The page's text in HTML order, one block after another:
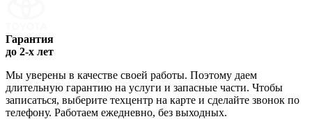
Гарантия
до 2-х лет
Мы уверены в качестве своей работы. Поэтому даем
длительную гарантию на услуги и запасные части. Чтобы
записаться, выберите техцентр на карте и сделайте звонок по
телефону. Работаем ежедневно, без выходных.